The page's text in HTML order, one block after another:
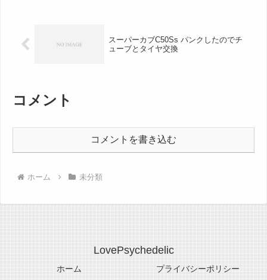
スーパーカブC50Ss パンクしたのでチ
ューブとタイヤ交換
コメント
コメントを書き込む
ホーム 未分類
LovePsychedelic
ホーム
プライバシーポリシー